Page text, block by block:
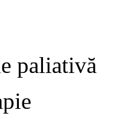
paliativă